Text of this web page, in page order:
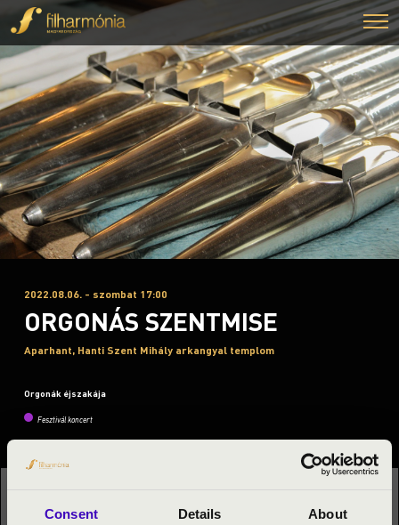
Consent Details About
2022.08.06. - szombat 17:00
ORGONÁS SZENTMISE
Aparhant, Hanti Szent Mihály arkangyal templom
Orgonák éjszakája
Fesztivál koncert
programhoz: Orgonák éjszakája »